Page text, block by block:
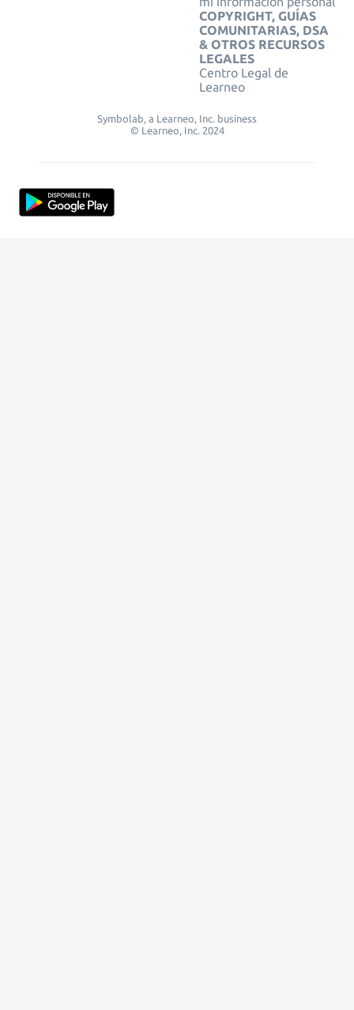
COPYRIGHT, GUÍAS
COMUNITARIAS, DSA
& OTROS RECURSOS
LEGALES
Centro Legal de
Learneo
Symbolab, a Learneo, Inc. business
© Learneo, Inc. 2024